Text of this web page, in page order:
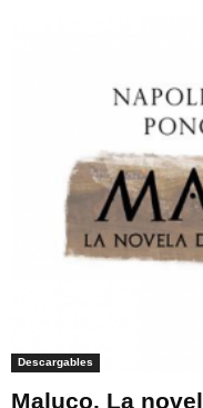
Descargables
Maluco. La